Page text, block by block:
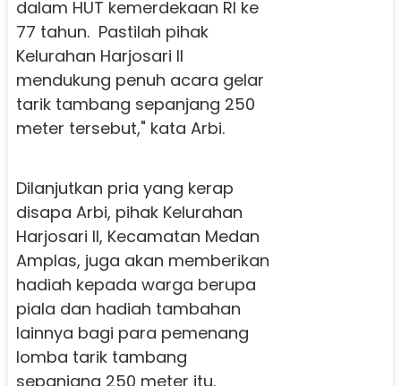
dalam HUT kemerdekaan RI ke
77 tahun. Pastilah pihak
Kelurahan Harjosari II
mendukung penuh acara gelar
tarik tambang sepanjang 250
meter tersebut," kata Arbi.
Dilanjutkan pria yang kerap
disapa Arbi, pihak Kelurahan
Harjosari II, Kecamatan Medan
Amplas, juga akan memberikan
hadiah kepada warga berupa
piala dan hadiah tambahan
lainnya bagi para pemenang
lomba tarik tambang
sepanjang 250 meter itu.